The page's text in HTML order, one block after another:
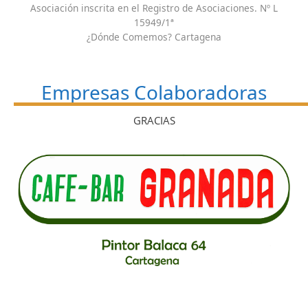
Asociación inscrita en el Registro de Asociaciones. Nº L
15949/1ª
¿Dónde Comemos? Cartagena
Empresas Colaboradoras
GRACIAS